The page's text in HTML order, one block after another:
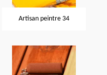
Artisan peintre 34